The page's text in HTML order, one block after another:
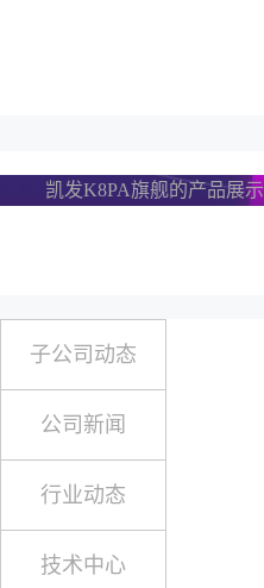
凯发K8PA旗舰的产品展示
子公司动态
公司新闻
行业动态
技术中心